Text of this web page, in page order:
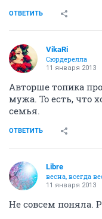
ОТВЕТИТЬ
VikaRi
Сюрдерелла
11 января 2013
Авторше топика
мужа. То есть, что
семья.
ОТВЕТИТЬ
Libre
весна, всегда
11 января 2013
Не совсем поняла.